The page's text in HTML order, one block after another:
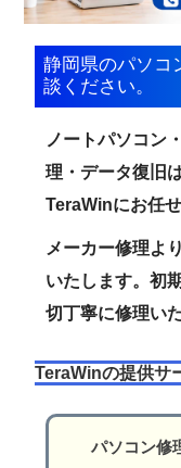
静岡県のパソコ
談ください。
ノートパソコン
理・データ復旧
TeraWinにお任せ
メーカー修理よ
いたします。初
切丁寧に修理い
TeraWinの提供サ
パソコン修